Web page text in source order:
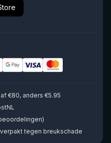
€80, anders €5.95
tegen breukschade